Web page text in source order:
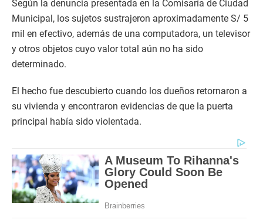
Según la denuncia presentada en la Comisaría de Ciudad
Municipal, los sujetos sustrajeron aproximadamente S/ 5
mil en efectivo, además de una computadora, un televisor
y otros objetos cuyo valor total aún no ha sido
determinado.
El hecho fue descubierto cuando los dueños retornaron a
su vivienda y encontraron evidencias de que la puerta
principal había sido violentada.